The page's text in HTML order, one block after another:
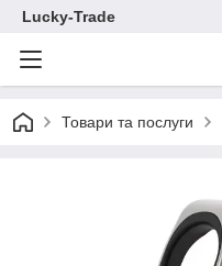
Lucky-Trade
Товари та послуги